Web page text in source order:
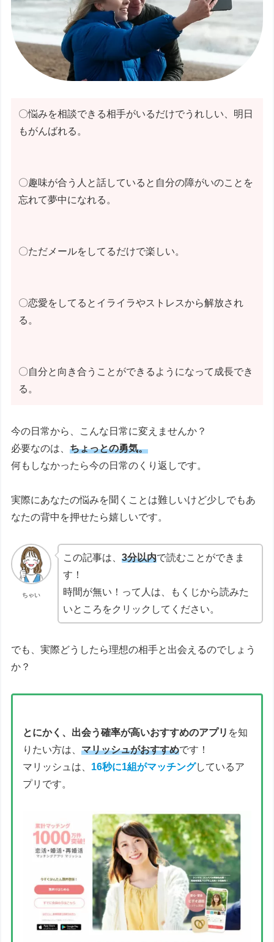
〇悩みを相談できる相手がいるだけでうれしい、明日
もがんばれる。
〇趣味が合う人と話していると自分の障がいのことを
忘れて夢中になれる。
〇ただメールをしてるだけで楽しい。
〇恋愛をしてるとイライラやストレスから解放され
る。
〇自分と向き合うことができるようになって成長でき
る。
今の日常から、こんな日常に変えませんか？
必要なのは、ちょっとの勇気。
何もしなかったら今の日常のくり返しです。
実際にあなたの悩みを聞くことは難しいけど少しでもあ
なたの背中を押せたら嬉しいです。
ちゃい
この記事は、3分以内で読むことができま
す！
時間が無い！って人は、もくじから読みた
いところをクリックしてください。
でも、実際どうしたら理想の相手と出会えるのでしょう
か？
とにかく、出会う確率が高いおすすめのアプリ を知
りたい方は、マリッシュがおすすめです！
マリッシュは、 16秒に1組がマッチングしているア
プリです。